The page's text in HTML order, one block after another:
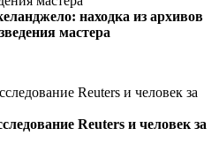
находка из архивов
мастера
Reuters и человек за